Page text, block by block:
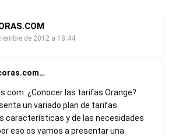
de 2012 a 18:44
¿Conocer las tarifas Orange?
un variado plan de tarifas
características y de las necesidades
eso os vamos a presentar una